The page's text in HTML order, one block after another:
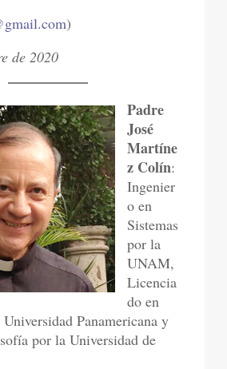
)
de 2020
Padre
José
Martíne
z Colín:
Ingenier
o en
Sistemas
por la
UNAM,
Licencia
do en
Panamericana y
por la Universidad de